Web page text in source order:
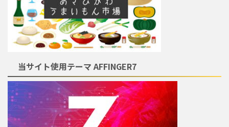
当サイト使用テーマ AFFINGER7